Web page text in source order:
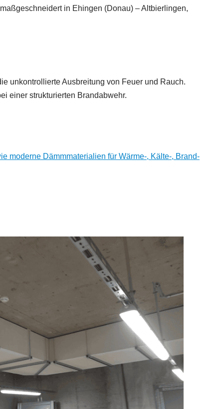
in Ehingen (Donau) – Altbierlingen,
unkontrollierte Ausbreitung von Feuer und Rauch.
einer strukturierten Brandabwehr.
moderne Dämmmaterialien für Wärme-, Kälte-, Brand-